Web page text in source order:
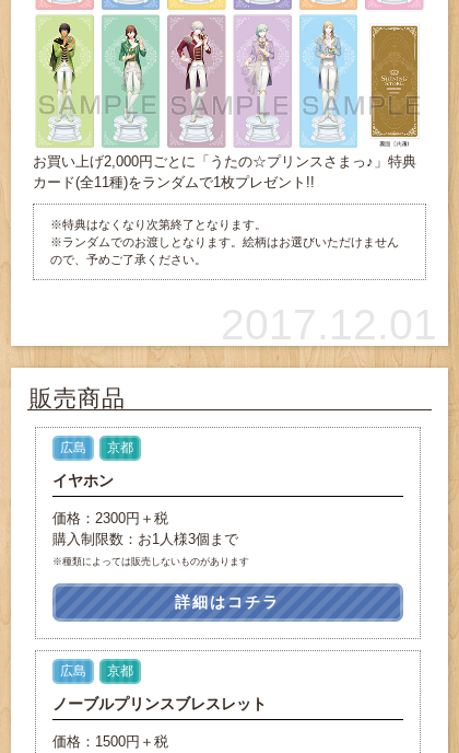
2017.12.01
お買い上げ2,000円ごとに「うたの☆プリンスさまっ♪」特典
カード(全11種)をランダムで1枚プレゼント!!
※特典はなくなり次第終了となります。
※ランダムでのお渡しとなります。絵柄はお選びいただけません
ので、予めご了承ください。
販売商品
広島 京都
イヤホン
価格：2300円＋税
購入制限数：お1人様3個まで
※種類によっては販売しないものがあります
詳細はコチラ
広島 京都
ノーブルプリンスブレスレット
価格：1500円＋税